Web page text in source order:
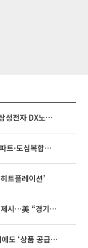
3445억 자사주 지급 마쳤는데...삼성전자 DX노조, 뒤늦은 '떼쓰기 집회'
영끌 '주택공급' 대책 임박⋯비아파트·도심복합까지 총동원
트플레이션’
이란, 미국에 호르무즈 합의 조건 제시…美 “경기 아직 안 끝나” [종합]
‘회생 D-3주’ 홈플러스, 영업 재개에도 ‘상품 공급망’ 복구가 생존 관건